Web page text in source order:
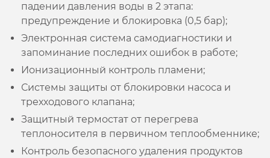
падении давления воды в 2 этапа:
предупреждение и блокировка (0,5 бар);
Электронная система самодиагностики и
запоминание последних ошибок в работе;
Ионизационный контроль пламени;
Системы защиты от блокировки насоса и
трехходового клапана;
Защитный термостат от перегрева
теплоносителя в первичном теплообменнике;
Контроль безопасного удаления продуктов